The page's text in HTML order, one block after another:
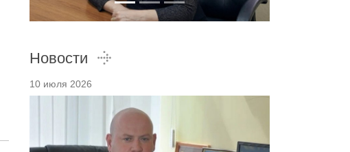
Новости
10 июля 2026